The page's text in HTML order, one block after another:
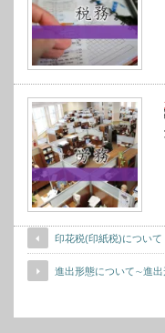
印花税(印紙税)について
進出形態について∼進